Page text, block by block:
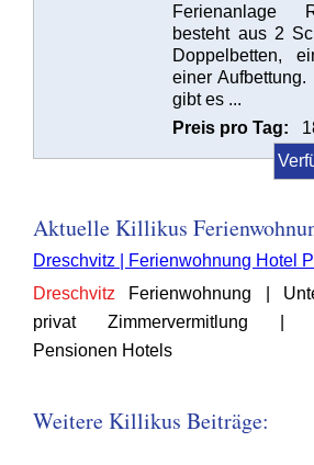
Ferienanlage
besteht aus 2
Doppelbetten,
einer
gibt es ...
Preis pro Tag:
Aktuelle Killikus
Dreschvitz | Ferienwohnung Hotel
Dreschvitz Ferienwohnung |
privat Zimmervermitlung |
Pensionen Hotels
Weitere Killikus Beiträge: